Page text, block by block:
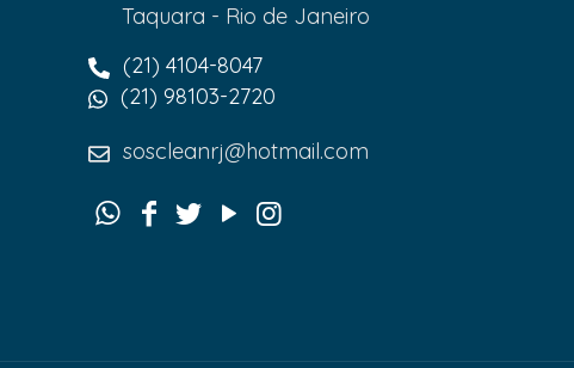
Taquara - Rio de Janeiro
(21) 4104-8047
(21) 98103-2720
soscleanrj@hotmail.com